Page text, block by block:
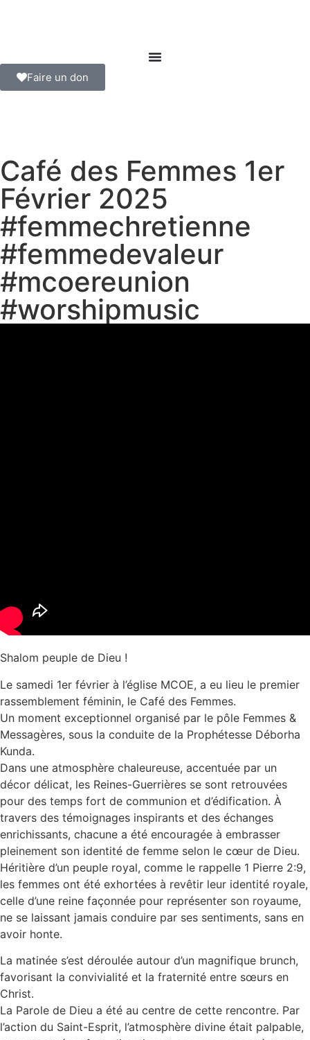
Faire un don
Café des Femmes 1er
Février 2025
#femmechretienne
#femmedevaleur
#mcoereunion
#worshipmusic
Shalom peuple de Dieu !
Le samedi 1er février à l’église MCOE, a eu lieu le premier
rassemblement féminin, le Café des Femmes.
Un moment exceptionnel organisé par le pôle Femmes &
Messagères, sous la conduite de la Prophétesse Déborha
Kunda.
Dans une atmosphère chaleureuse, accentuée par un
décor délicat, les Reines-Guerrières se sont retrouvées
pour des temps fort de communion et d’édification. À
travers des témoignages inspirants et des échanges
enrichissants, chacune a été encouragée à embrasser
pleinement son identité de femme selon le cœur de Dieu.
Héritière d’un peuple royal, comme le rappelle 1 Pierre 2:9,
les femmes ont été exhortées à revêtir leur identité royale,
celle d’une reine façonnée pour représenter son royaume,
ne se laissant jamais conduire par ses sentiments, sans en
avoir honte.
La matinée s’est déroulée autour d’un magnifique brunch,
favorisant la convivialité et la fraternité entre sœurs en
Christ.
La Parole de Dieu a été au centre de cette rencontre. Par
l’action du Saint-Esprit, l’atmosphère divine était palpable,